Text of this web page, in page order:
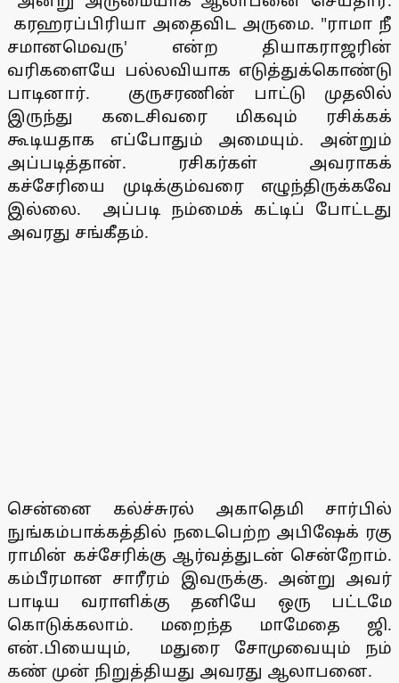
கரஹரப்பிரியா அதைவிட அருமை. "ராமா நீ
சமானமெவரு' என்ற தியாகராஜரின்
வரிகளையே பல்லவியாக எடுத்துக்கொண்டு
பாடினார். குருசரணின் பாட்டு முதலில்
இருந்து கடைசிவரை மிகவும் ரசிக்கக்
கூடியதாக எப்போதும் அமையும். அன்றும்
அப்படித்தான். ரசிகர்கள் அவராகக்
கச்சேரியை முடிக்கும்வரை எழுந்திருக்கவே
இல்லை. அப்படி நம்மைக் கட்டிப் போட்டது
அவரது சங்கீதம்.
சென்னை கல்ச்சுரல் அகாதெமி சார்பில்
நுங்கம்பாக்கத்தில் நடைபெற்ற அபிஷேக் ரகு
ராமின் கச்சேரிக்கு ஆர்வத்துடன் சென்றோம்.
கம்பீரமான சாரீரம் இவருக்கு. அன்று அவர்
பாடிய வராளிக்கு தனியே ஒரு பட்டமே
கொடுக்கலாம். மறைந்த மாமேதை ஜி.
என்.பியையும், மதுரை சோமுவையும் நம்
கண் முன் நிறுத்தியது அவரது ஆலாபனை.